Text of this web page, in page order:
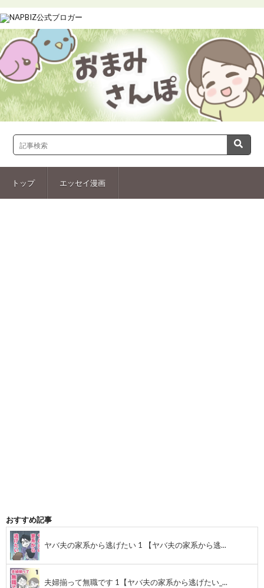
トップ エッセイ漫画
おすすめ記事
ヤバ夫の家系から逃げたい 1 【ヤバ夫の家系から逃...
夫婦揃って無職です 1【ヤバ夫の家系から逃げたい_...